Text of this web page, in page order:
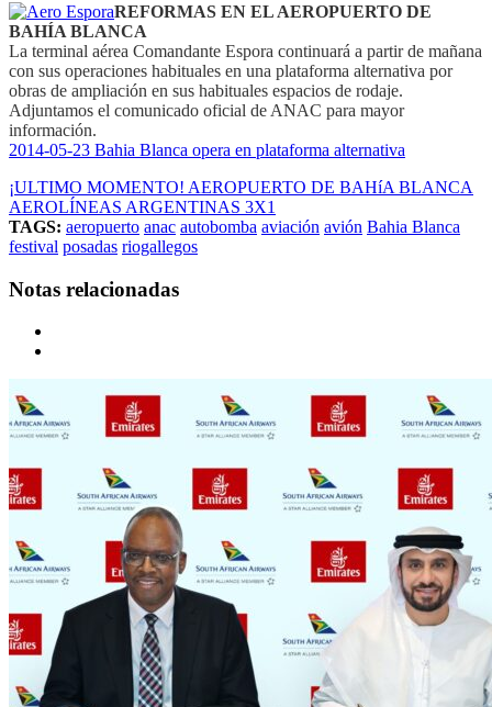
REFORMAS EN EL AEROPUERTO DE
BAHÍA BLANCA
La terminal aérea Comandante Espora continuará a partir de mañana
con sus operaciones habituales en una plataforma alternativa por
obras de ampliación en sus habituales espacios de rodaje.
Adjuntamos el comunicado oficial de ANAC para mayor
información.
2014-05-23 Bahia Blanca opera en plataforma alternativa
¡ULTIMO MOMENTO! AEROPUERTO DE BAHíA BLANCA
AEROLÍNEAS ARGENTINAS 3X1
TAGS: aeropuerto anac autobomba aviación avión Bahia Blanca
festival posadas riogallegos
Notas relacionadas